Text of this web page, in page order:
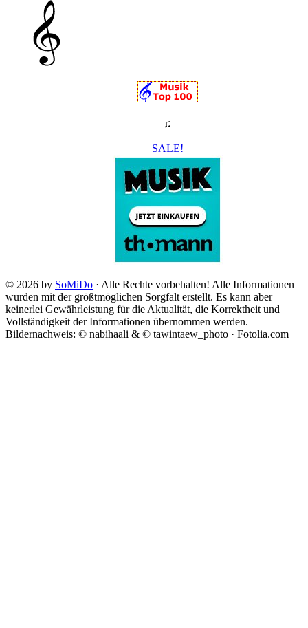
♫
SALE!
© 2026 by SoMiDo · Alle Rechte vorbehalten! Alle Informationen
wurden mit der größtmöglichen Sorgfalt erstellt. Es kann aber
keinerlei Gewährleistung für die Aktualität, die Korrektheit und
Vollständigkeit der Informationen übernommen werden.
Bildernachweis: © nabihaali & © tawintaew_photo · Fotolia.com